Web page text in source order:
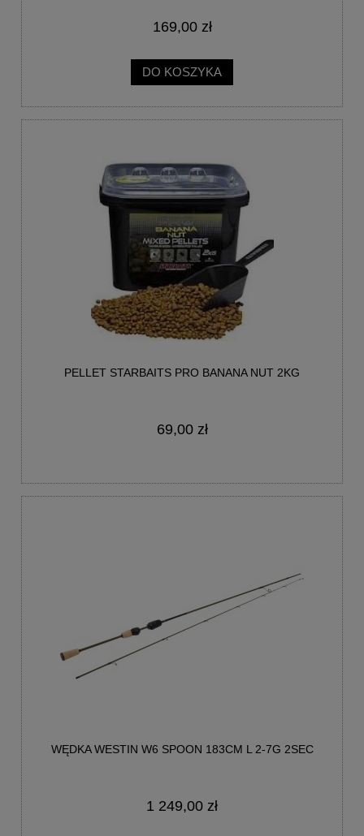
169,00 zł
DO KOSZYKA
PELLET STARBAITS PRO BANANA NUT 2KG
69,00 zł
WĘDKA WESTIN W6 SPOON 183CM L 2-7G 2SEC
1 249,00 zł